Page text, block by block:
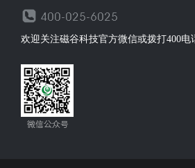
欢迎关注磁谷科技官方微信或拨打400电